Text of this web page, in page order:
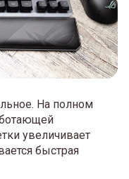
На полном
увеличивает
быстрая